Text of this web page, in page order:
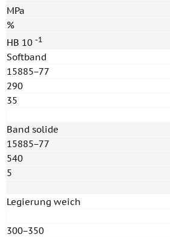
MPa
%
HB 10 -1
Softband
15885−77
290
35
Band solide
15885−77
540
5
Legierung weich
300−350